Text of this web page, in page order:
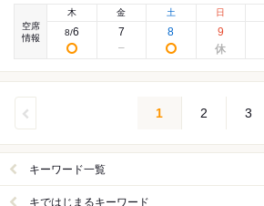
空席
情報
木
8/6
金
7
土
8
日
9
1 2 3
キーワード一覧
キではじまるキーワード